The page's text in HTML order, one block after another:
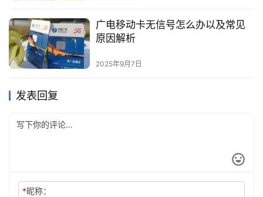
广电移动卡无信号怎么办以及常见
原因解析
2025年9月7日
发表回复
*昵称：